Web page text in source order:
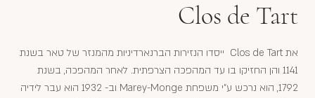
Clos de Tart
את Clos de Tart ייסדו הנזירות הברנארדיניות מהמנזר של טאר בשנת
1141 והן החזיקו בו עד המהפכה הצרפתית. לאחר המהפכה, בשנת
1792, הוא נרכש ע"י משפחת Marey-Monge וב- 1932 הוא עבר לידיה